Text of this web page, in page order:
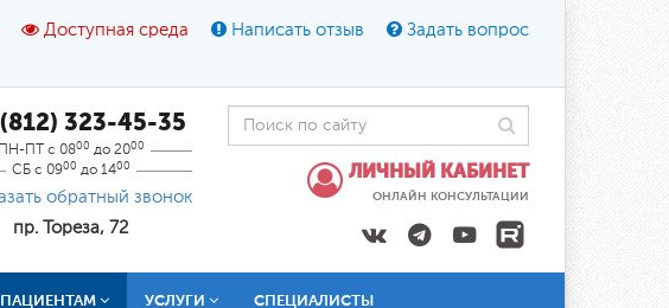
Доступная среда Написать отзыв Задать вопрос
323-45-35
ПН-ПТ с 0800 до 2000
СБ с 0900 до 1400
обратный звонок
пр. Тореза, 72
ЛИЧНЫЙ КАБИНЕТ
ОНЛАЙН КОНСУЛЬТАЦИИ
ПАЦИЕНТАМ УСЛУГИ СПЕЦИАЛИСТЫ